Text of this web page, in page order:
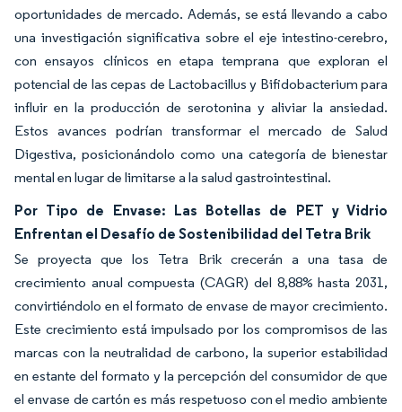
oportunidades de mercado. Además, se está llevando a cabo
una investigación significativa sobre el eje intestino-cerebro,
con ensayos clínicos en etapa temprana que exploran el
potencial de las cepas de Lactobacillus y Bifidobacterium para
influir en la producción de serotonina y aliviar la ansiedad.
Estos avances podrían transformar el mercado de Salud
Digestiva, posicionándolo como una categoría de bienestar
mental en lugar de limitarse a la salud gastrointestinal.
Por Tipo de Envase: Las Botellas de PET y Vidrio
Enfrentan el Desafío de Sostenibilidad del Tetra Brik
Se proyecta que los Tetra Brik crecerán a una tasa de
crecimiento anual compuesta (CAGR) del 8,88% hasta 2031,
convirtiéndolo en el formato de envase de mayor crecimiento.
Este crecimiento está impulsado por los compromisos de las
marcas con la neutralidad de carbono, la superior estabilidad
en estante del formato y la percepción del consumidor de que
el envase de cartón es más respetuoso con el medio ambiente